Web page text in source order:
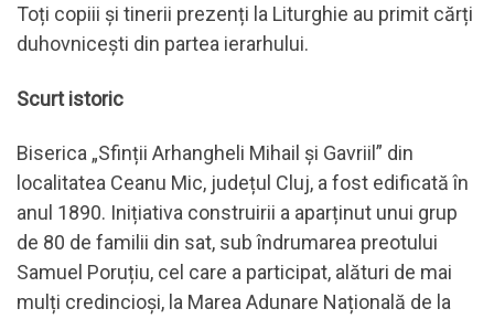
Toți copiii și tinerii prezenți la Liturghie au primit cărți
duhovnicești din partea ierarhului.
Scurt istoric
Biserica „Sfinții Arhangheli Mihail și Gavriil” din
localitatea Ceanu Mic, județul Cluj, a fost edificată în
anul 1890. Inițiativa construirii a aparținut unui grup
de 80 de familii din sat, sub îndrumarea preotului
Samuel Poruțiu, cel care a participat, alături de mai
mulți credincioși, la Marea Adunare Națională de la